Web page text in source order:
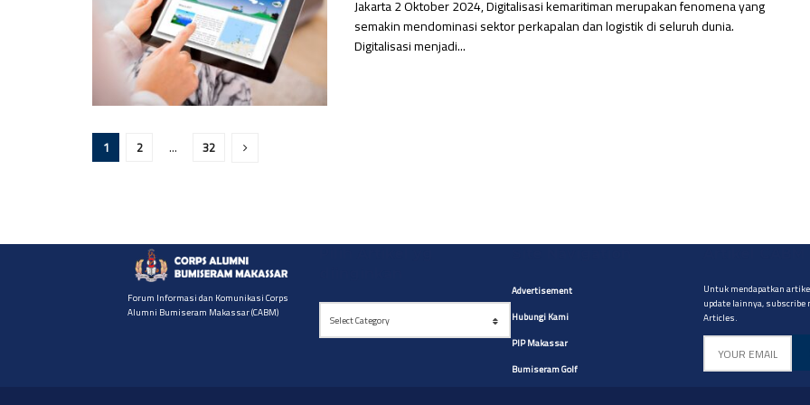
Jakarta 2 Oktober 2024, Digitalisasi kemaritiman merupakan fenomena yang
semakin mendominasi sektor perkapalan dan logistik di seluruh dunia.
Digitalisasi menjadi...
1 2 … 32
Forum Informasi dan Komunikasi Corps
Alumni Bumiseram Makassar (CABM)
Pilih
Artikel
yg
Select Category
Advertisement
Hubungi Kami
PIP Makassar
Bumiseram Golf
Untuk mendapatkan
update lainnya, subscribe
Articles.